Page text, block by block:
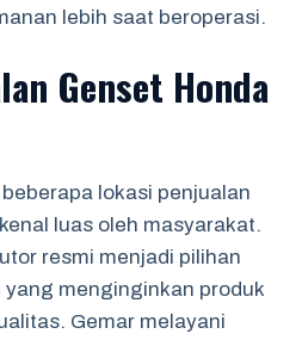
lebih saat beroperasi.
Genset Honda
lokasi penjualan
luas oleh masyarakat.
resmi menjadi pilihan
menginginkan produk
Gemar melayani